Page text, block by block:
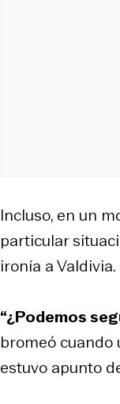
Incluso, en un
particular
ironía a Valdivia.
“¿Podemos
bromeó cuando
estuvo apunto